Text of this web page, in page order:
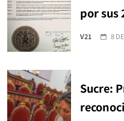
por sus
V21 8
Sucre: